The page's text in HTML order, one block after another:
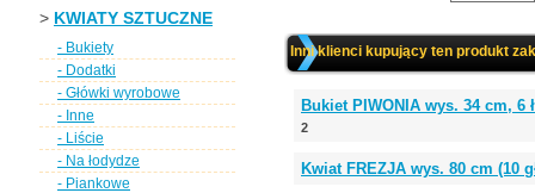
> KWIATY SZTUCZNE
- Bukiety
- Dodatki
- Główki wyrobowe
- Inne
- Liście
- Na łodydze
- Piankowe
Inni klienci kupujący ten produkt
Bukiet PIWONIA wys. 34 cm, 6
2
Kwiat FREZJA wys. 80 cm (10